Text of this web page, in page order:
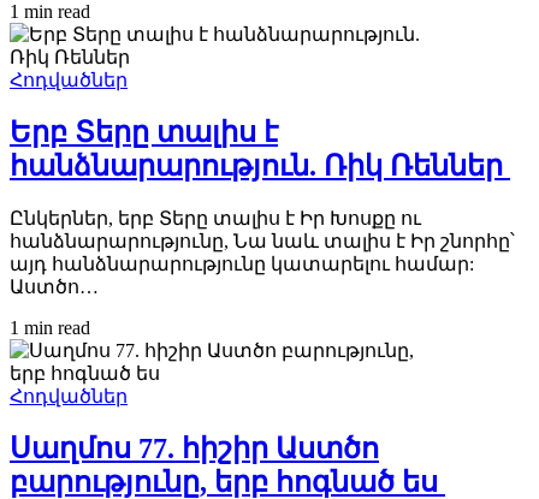
1 min read
Հոդվածներ
Երբ Տերը տալիս է
հանձնարարություն. Ռիկ Ռեններ
Ընկերներ, երբ Տերը տալիս է Իր Խոսքը ու
հանձնարարությունը, Նա նաև տալիս է Իր շնորհը՝
այդ հանձնարարությունը կատարելու համար:
Աստծո…
1 min read
Հոդվածներ
Սաղմոս 77. հիշիր Աստծո
բարությունը, երբ հոգնած ես